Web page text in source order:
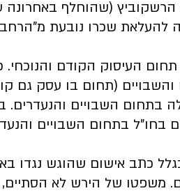
(שהוחלף באחרונה
להעלאת שכרו נובעת
תחום העיסוק הקודם
(תחום בו עסק גם
בתחום השבויים והנעדרים.
בחו"ל בתחום השבויים
כתב אישום שהוגש נגדו
על הכנסות של 6.1 מיליון שקלים. משפטו של הירש לא